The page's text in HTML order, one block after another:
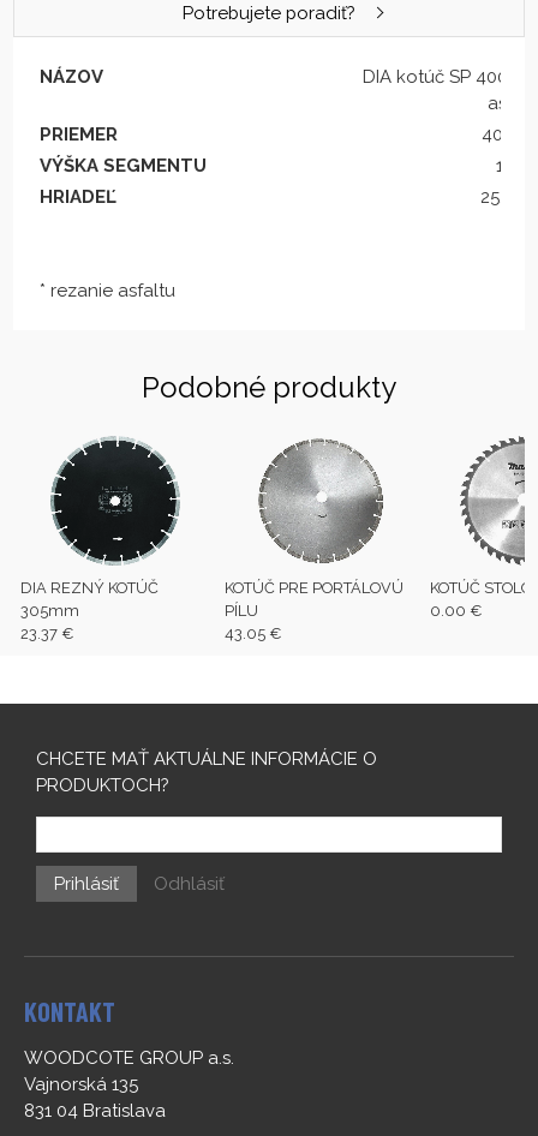
Potrebujete poradiť?
NÁZOV
DIA kotúč SP 400/
PRIEMER
400
VÝŠKA SEGMENTU
10
HRIADEĽ
25,4
* rezanie asfaltu
Podobné produkty
DIA REZNÝ KOTÚČ
305mm
23.37 €
KOTÚČ PRE PORTÁLOVÚ
PÍLU
43.05 €
KOTÚČ
0.00 €
CHCETE MAŤ AKTUÁLNE INFORMÁCIE O
PRODUKTOCH?
Prihlásiť Odhlásiť
KONTAKT
WOODCOTE GROUP a.s.
Vajnorská 135
831 04 Bratislava